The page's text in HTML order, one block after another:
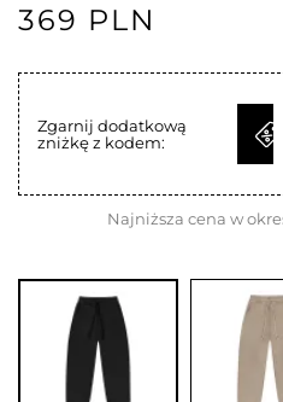
369 PLN
Zgarnij dodatkową
zniżkę z kodem:
Najniższa cena w